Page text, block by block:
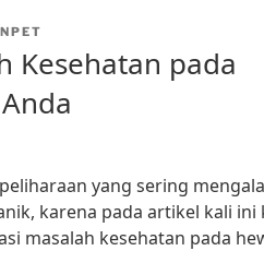
Kesehatan pada
yang sering
karena pada artikel kali ini
masalah kesehatan pada